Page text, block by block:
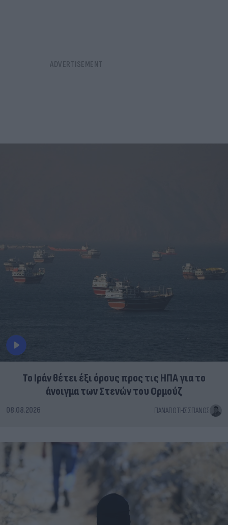
Το Ιράν θέτει έξι όρους προς τις ΗΠΑ για το
άνοιγμα των Στενών του Ορμούζ
08.08.2026 ΠΑΝΑΓΙΏΤΗΣ ΣΠΑΝΌΣ